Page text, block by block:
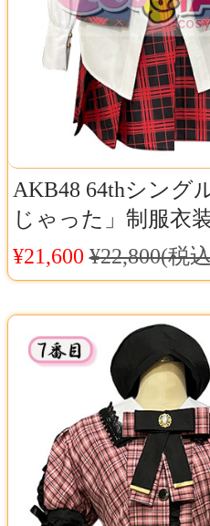
AKB48 64thシング
じゃった」制服衣
トなスーツと赤い
のスカート
¥21,600¥22,800(税